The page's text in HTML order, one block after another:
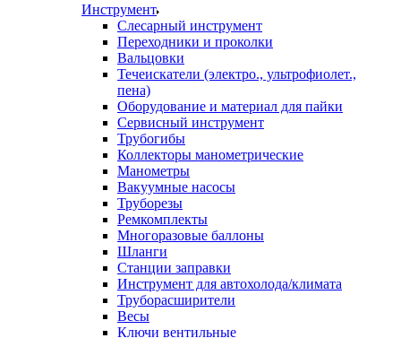
Инструмент
Слесарный инструмент
Переходники и проколки
Вальцовки
Течеискатели (электро., ультрофиолет.,
пена)
Оборудование и материал для пайки
Сервисный инструмент
Трубогибы
Коллекторы манометрические
Манометры
Вакуумные насосы
Труборезы
Ремкомплекты
Многоразовые баллоны
Шланги
Станции заправки
Инструмент для автохолода/климата
Труборасширители
Весы
Ключи вентильные